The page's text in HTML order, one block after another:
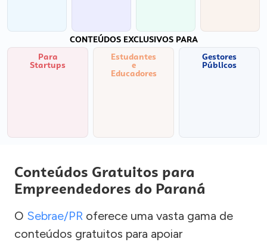
CONTEÚDOS EXCLUSIVOS PARA
Para
Startups
Estudantes
e
Educadores
Gestores
Públicos
Conteúdos Gratuitos para
Empreendedores do Paraná
O Sebrae/PR oferece uma vasta gama de
conteúdos gratuitos para apoiar